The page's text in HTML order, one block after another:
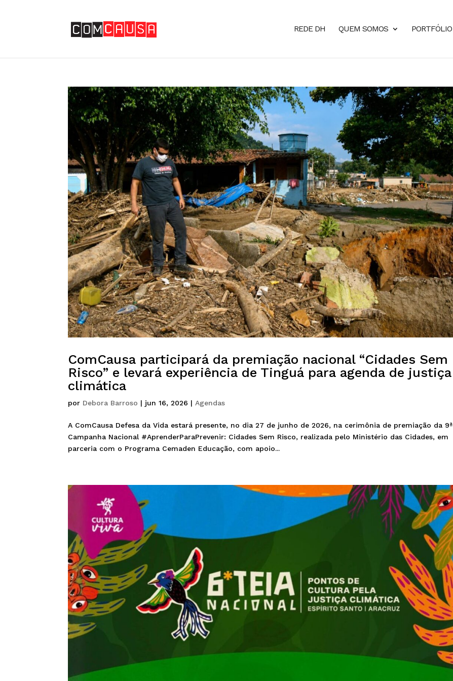
REDE DH QUEM SOMOS PORTFÓLIO
ComCausa participará da premiação nacional “Cidades Sem
Risco” e levará experiência de Tinguá para agenda de justiça
climática
por Debora Barroso | jun 16, 2026 | Agendas
A ComCausa Defesa da Vida estará presente, no dia 27 de junho de 2026, na cerimônia de premiação da 9ª
Campanha Nacional #AprenderParaPrevenir: Cidades Sem Risco, realizada pelo Ministério das Cidades, em
parceria com o Programa Cemaden Educação, com apoio...